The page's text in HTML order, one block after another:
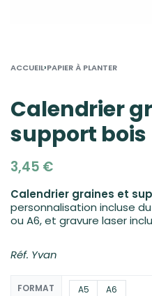
ACCUEIL›PAPIER À PLANTER
Calendrier
support bois
3,45 €
Calendrier graines et
personnalisation incluse
ou A6, et gravure laser
Réf. Yvan
FORMAT A5 A6